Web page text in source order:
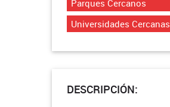
Parques Cercanos
Universidades Cercanas
DESCRIPCIÓN: